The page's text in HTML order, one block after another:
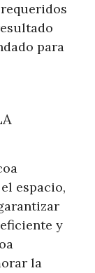
para
espacio,
y
la